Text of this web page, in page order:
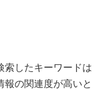
索したキーワードは
報の関連度が高いと